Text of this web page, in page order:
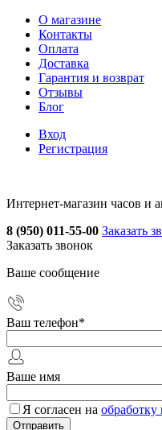
О магазине
Контакты
Оплата
Доставка
Гарантия и возврат
Отзывы
Блог
Вход
Регистрация
Интернет-магазин часов и
8 (950) 011-55-00 Заказать
Заказать звонок
Ваше сообщение
Ваш телефон*
Ваше имя
Я согласен на